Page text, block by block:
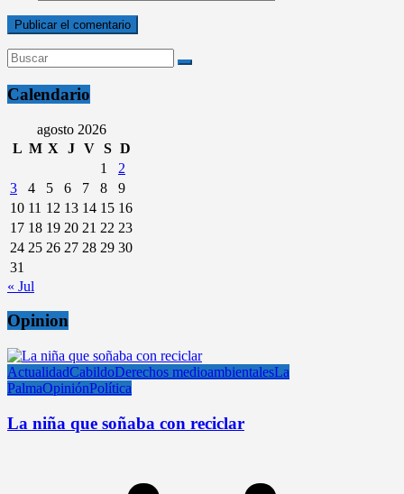
Calendario
agosto 2026
L M X J V S D
1
2
3
4 5 6 7 8
9
10 11 12 13 14 15 16
17 18 19 20 21 22 23
24 25 26 27 28 29 30
31
« Jul
Opinion
ActualidadCabildoDerechos medioambientalesLa
PalmaOpiniónPolítica
La niña que soñaba con reciclar